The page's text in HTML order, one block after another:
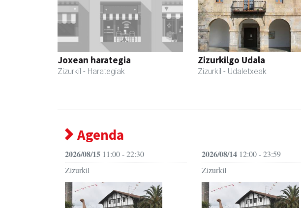
Joxean harategia
Zizurkil - Harategiak
Zizurkilgo Udala
Zizurkil - Udaletxeak
Agenda
2026/08/15 11:00 - 22:30
Zizurkil
2026/08/1412:00 - 23:59
Zizurkil